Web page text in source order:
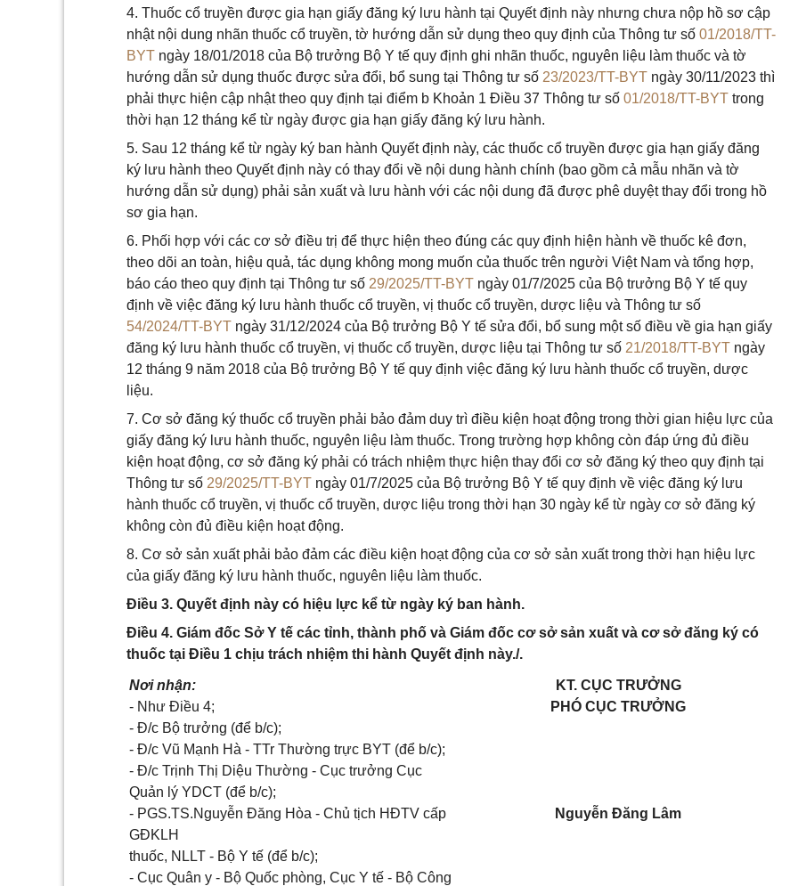
4. Thuốc cổ truyền được gia hạn giấy đăng ký lưu hành tại Quyết định này nhưng chưa nộp hồ sơ cập
nhật nội dung nhãn thuốc cổ truyền, tờ hướng dẫn sử dụng theo quy định của Thông tư số 01/2018/TT-
BYT ngày 18/01/2018 của Bộ trưởng Bộ Y tế quy định ghi nhãn thuốc, nguyên liệu làm thuốc và tờ
hướng dẫn sử dụng thuốc được sửa đổi, bổ sung tại Thông tư số 23/2023/TT-BYT ngày 30/11/2023 thì
phải thực hiện cập nhật theo quy định tại điểm b Khoản 1 Điều 37 Thông tư số 01/2018/TT-BYT trong
thời hạn 12 tháng kể từ ngày được gia hạn giấy đăng ký lưu hành.
5. Sau 12 tháng kể từ ngày ký ban hành Quyết định này, các thuốc cổ truyền được gia hạn giấy đăng
ký lưu hành theo Quyết định này có thay đổi về nội dung hành chính (bao gồm cả mẫu nhãn và tờ
hướng dẫn sử dụng) phải sản xuất và lưu hành với các nội dung đã được phê duyệt thay đổi trong hồ
sơ gia hạn.
6. Phối hợp với các cơ sở điều trị để thực hiện theo đúng các quy định hiện hành về thuốc kê đơn,
theo dõi an toàn, hiệu quả, tác dụng không mong muốn của thuốc trên người Việt Nam và tổng hợp,
báo cáo theo quy định tại Thông tư số 29/2025/TT-BYT ngày 01/7/2025 của Bộ trưởng Bộ Y tế quy
định về việc đăng ký lưu hành thuốc cổ truyền, vị thuốc cổ truyền, dược liệu và Thông tư số
54/2024/TT-BYT ngày 31/12/2024 của Bộ trưởng Bộ Y tế sửa đổi, bổ sung một số điều về gia hạn giấy
đăng ký lưu hành thuốc cổ truyền, vị thuốc cổ truyền, dược liệu tại Thông tư số 21/2018/TT-BYT ngày
12 tháng 9 năm 2018 của Bộ trưởng Bộ Y tế quy định việc đăng ký lưu hành thuốc cổ truyền, dược
liệu.
7. Cơ sở đăng ký thuốc cổ truyền phải bảo đảm duy trì điều kiện hoạt động trong thời gian hiệu lực của
giấy đăng ký lưu hành thuốc, nguyên liệu làm thuốc. Trong trường hợp không còn đáp ứng đủ điều
kiện hoạt động, cơ sở đăng ký phải có trách nhiệm thực hiện thay đổi cơ sở đăng ký theo quy định tại
Thông tư số 29/2025/TT-BYT ngày 01/7/2025 của Bộ trưởng Bộ Y tế quy định về việc đăng ký lưu
hành thuốc cổ truyền, vị thuốc cổ truyền, dược liệu trong thời hạn 30 ngày kể từ ngày cơ sở đăng ký
không còn đủ điều kiện hoạt động.
8. Cơ sở sản xuất phải bảo đảm các điều kiện hoạt động của cơ sở sản xuất trong thời hạn hiệu lực
của giấy đăng ký lưu hành thuốc, nguyên liệu làm thuốc.
Điều 3. Quyết định này có hiệu lực kể từ ngày ký ban hành.
Điều 4. Giám đốc Sở Y tế các tỉnh, thành phố và Giám đốc cơ sở sản xuất và cơ sở đăng ký có
thuốc tại Điều 1 chịu trách nhiệm thi hành Quyết định này./.
Nơi nhận:
- Như Điều 4;
- Đ/c Bộ trưởng (để b/c);
- Đ/c Vũ Mạnh Hà - TTr Thường trực BYT (để b/c);
- Đ/c Trịnh Thị Diệu Thường - Cục trưởng Cục
Quản lý YDCT (để b/c);
- PGS.TS.Nguyễn Đăng Hòa - Chủ tịch HĐTV cấp
GĐKLH
thuốc, NLLT - Bộ Y tế (để b/c);
- Cục Quân y - Bộ Quốc phòng, Cục Y tế - Bộ Công
KT. CỤC TRƯỞNG
PHÓ CỤC TRƯỞNG
Nguyễn Đăng Lâm